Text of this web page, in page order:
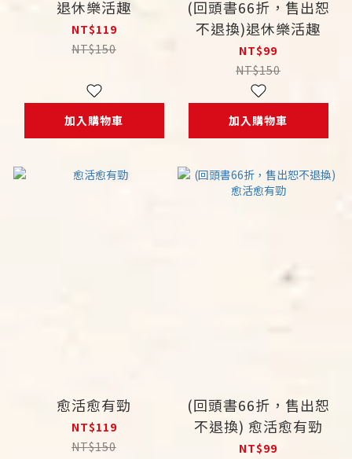
退休樂活趣
NT$119
NT$150
加入購物車
(回頭書66折，售出恕
不退換)退休樂活趣
NT$99
NT$150
加入購物車
愈活愈有勁
NT$119
NT$150
(回頭書66折，售出恕
不退換) 愈活愈有勁
NT$99